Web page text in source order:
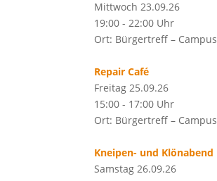
Mittwoch 23.09.26
19:00 - 22:00 Uhr
Ort: Bürgertreff – Campus
Repair Café
Freitag 25.09.26
15:00 - 17:00 Uhr
Ort: Bürgertreff – Campus
Kneipen- und Klönabend
Samstag 26.09.26